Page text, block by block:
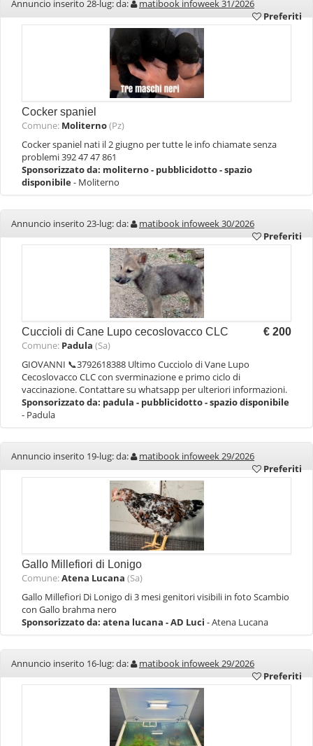
Annuncio inserito 28-lug: da:
matibook infoweek 31/2026
Preferiti
Cocker spaniel
Comune: Moliterno(Pz)
Cocker spaniel nati il 2 giugno per tutte le info chiamate senza
problemi 392 47 47 861
Sponsorizzato da: moliterno - pubblicidotto - spazio
disponibile- Moliterno
Annuncio inserito 23-lug: da:
matibook infoweek 30/2026
Preferiti
Cuccioli di Cane Lupo cecoslovacco CLC € 200
Comune: Padula (Sa)
GIOVANNI 📞3792618388 Ultimo Cucciolo di Vane Lupo
Cecoslovacco CLC con sverminazione e primo ciclo di
vaccinazione. Contattare su whatsapp per ulteriori informazioni.
Sponsorizzato da: padula - pubblicidotto - spazio disponibile
- Padula
Annuncio inserito 19-lug: da:
matibook infoweek 29/2026
Preferiti
Gallo Millefiori di Lonigo
Comune:Atena Lucana (Sa)
Gallo Millefiori Di Lonigo di 3 mesi genitori visibili in foto Scambio
con Gallo brahma nero
Sponsorizzato da: atena lucana - AD Luci - Atena Lucana
Annuncio inserito 16-lug: da:
matibook infoweek 29/2026
Preferiti